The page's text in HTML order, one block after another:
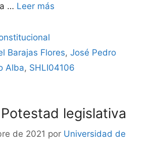
… Leer más
Barajas Flores,José Pedro
Alba, SHLI04106
legislativa
de 2021 por Universidad de